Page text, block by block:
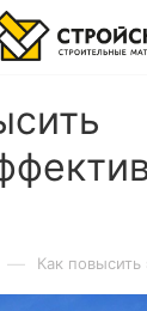
— Как повысить